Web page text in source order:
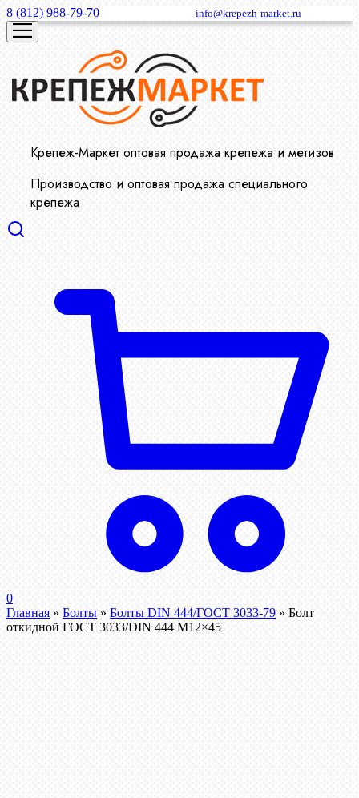
8 (812) 988-79-70 info@krepezh-market.ru
Крепеж-Маркет оптовая продажа крепежа и метизов
Производство и оптовая продажа специального
крепежа
0
Главная » Болты » Болты DIN 444/ГОСТ 3033-79 » Болт
откидной ГОСТ 3033/DIN 444 М12×45